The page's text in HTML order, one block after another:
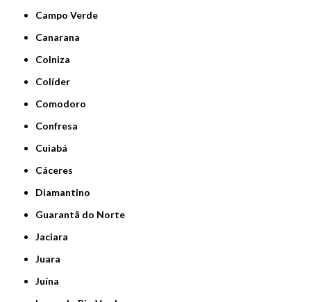
Campo Verde
Canarana
Colniza
Colíder
Comodoro
Confresa
Cuiabá
Cáceres
Diamantino
Guarantã do Norte
Jaciara
Juara
Juína